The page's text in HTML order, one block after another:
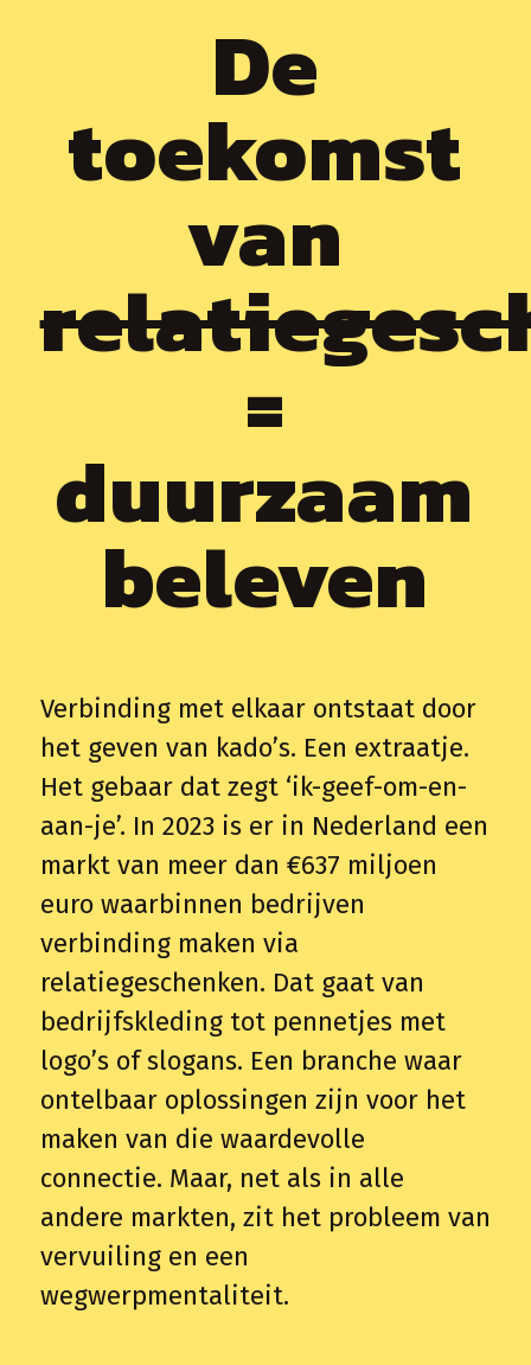
relatiegeschenken en belevenissen.
De huidige productie van afval heeft
een ongekende hoogte bereikt, wat
resulteert in aanzienlijke
waardevolle grondstoffen. De
wegwerpcultuur en overconsumptie
moeten een halt worden toegeroepen.
Ons doel is om deze trend binnen de
branche van relatiegeschenken te
geven bedrijven jaarlijks ruim 90
miljoen items weg als
relatiegeschenken, waarvan veel
uiteindelijk ongebruikt blijven. Wij
De
toekomst
van
=
duurzaam
beleven
Verbinding met elkaar ontstaat door
het geven van kado’s. Een extraatje.
Het gebaar dat zegt ‘ik-geef-om-en-
aan-je’. In 2023 is er in Nederland een
markt van meer dan €637 miljoen
euro waarbinnen bedrijven
verbinding maken via
relatiegeschenken. Dat gaat van
bedrijfskleding tot pennetjes met
logo’s of slogans. Een branche waar
ontelbaar oplossingen zijn voor het
maken van die waardevolle
connectie. Maar, net als in alle
andere markten, zit het probleem van
vervuiling en een
wegwerpmentaliteit.